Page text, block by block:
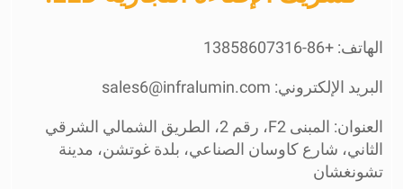
الهاتف: +86-13858607316
البريد الإلكتروني: sales6@infralumin.com
العنوان: المبنى F2، رقم 2، الطريق الشمالي الشرقي
الثاني، شارع كاوسان الصناعي، بلدة غوتشن، مدينة
تشونغشان